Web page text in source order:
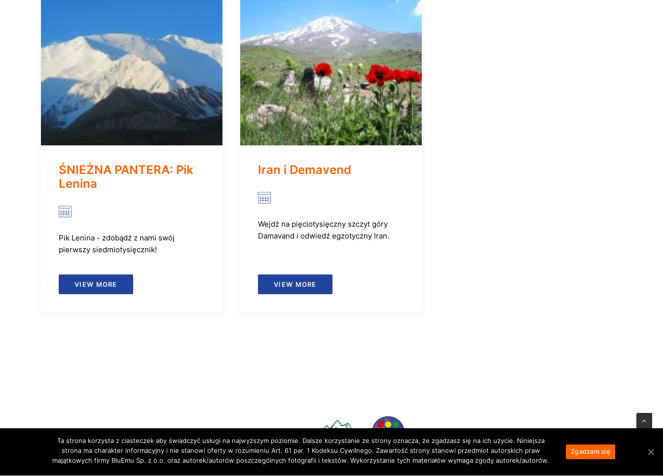
ŚNIEŻNA PANTERA: Pik
Lenina
Pik Lenina - zdobądź z nami swój
pierwszy siedmiotysięcznik!
VIEW MORE
Iran i Demavend
Wejdź na pięciotysięczny szczyt góry
Damavand i odwiedź egzotyczny Iran.
VIEW MORE
Ta strona korzysta z ciasteczek aby świadczyć usługi na najwyższym poziomie. Dalsze korzystanie ze strony oznacza, że zgadzasz się na ich użycie. Niniejsza
strona ma charakter informacyjny i nie stanowi oferty w rozumieniu Art. 61 par. 1 Kodeksu Cywilnego. Zawartość strony stanowi przedmiot autorskich praw
majątkowych firmy BluEmu Sp. z o.o. oraz autorek/autorów poszczególnych fotografii i tekstów. Wykorzystanie tych materiałów wymaga zgody autorek/autorów.
Zgadzam się